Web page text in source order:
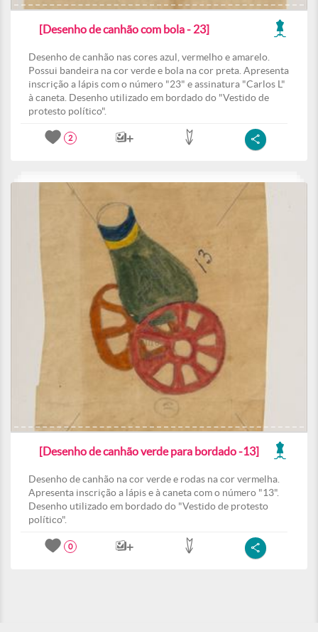
[Desenho de canhão com bola - 23]
Desenho de canhão nas cores azul, vermelho e amarelo.
Possui bandeira na cor verde e bola na cor preta. Apresenta
inscrição a lápis com o número "23" e assinatura "Carlos L"
à caneta. Desenho utilizado em bordado do "Vestido de
protesto político".
2
[Desenho de canhão verde para bordado -13]
Desenho de canhão na cor verde e rodas na cor vermelha.
Apresenta inscrição a lápis e à caneta com o número "13".
Desenho utilizado em bordado do "Vestido de protesto
político".
0